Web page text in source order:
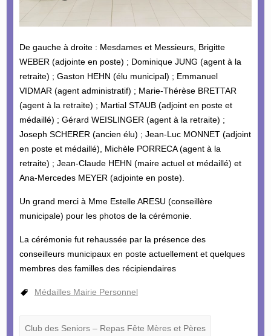
De gauche à droite : Mesdames et Messieurs, Brigitte
WEBER (adjointe en poste) ; Dominique JUNG (agent à la
retraite) ; Gaston HEHN (élu municipal) ; Emmanuel
VIDMAR (agent administratif) ; Marie-Thérèse BRETTAR
(agent à la retraite) ; Martial STAUB (adjoint en poste et
médaillé) ; Gérard WEISLINGER (agent à la retraite) ;
Joseph SCHERER (ancien élu) ; Jean-Luc MONNET (adjoint
en poste et médaillé), Michèle PORRECA (agent à la
retraite) ; Jean-Claude HEHN (maire actuel et médaillé) et
Ana-Mercedes MEYER (adjointe en poste).
Un grand merci à Mme Estelle ARESU (conseillère
municipale) pour les photos de la cérémonie.
La cérémonie fut rehaussée par la présence des
conseilleurs municipaux en poste actuellement et quelques
membres des familles des récipiendaires
Médailles Mairie Personnel
Club des Seniors – Repas Fête Mères et Pères